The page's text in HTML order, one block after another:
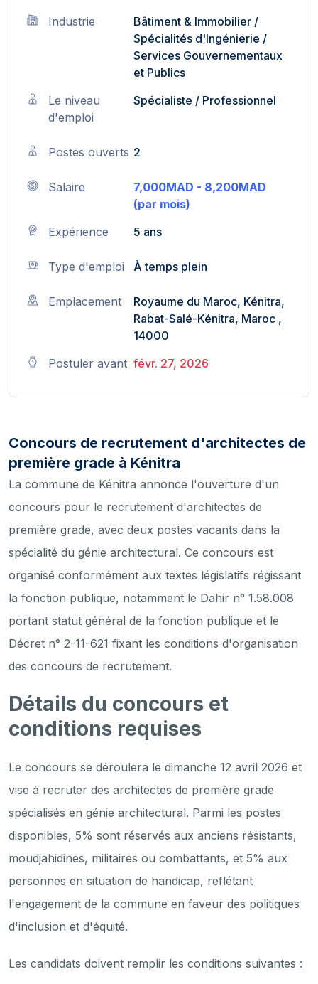
Industrie Bâtiment & Immobilier /
Spécialités d'Ingénierie /
Services Gouvernementaux
et Publics
Le niveau
d'emploi
Spécialiste / Professionnel
Postes ouverts 2
Salaire
7,000MAD - 8,200MAD
(par mois)
Expérience
5 ans
Type d'emploi À temps plein
Emplacement
Royaume du Maroc, Kénitra,
Rabat-Salé-Kénitra, Maroc ,
14000
Postuler avant févr. 27, 2026
Concours de recrutement d'architectes de
première grade à Kénitra
La commune de Kénitra annonce l'ouverture d'un
concours pour le recrutement d'architectes de
première grade, avec deux postes vacants dans la
spécialité du génie architectural. Ce concours est
organisé conformément aux textes législatifs régissant
la fonction publique, notamment le Dahir n° 1.58.008
portant statut général de la fonction publique et le
Décret n° 2-11-621 fixant les conditions d'organisation
des concours de recrutement.
Détails du concours et
conditions requises
Le concours se déroulera le dimanche 12 avril 2026 et
vise à recruter des architectes de première grade
spécialisés en génie architectural. Parmi les postes
disponibles, 5% sont réservés aux anciens résistants,
moudjahidines, militaires ou combattants, et 5% aux
personnes en situation de handicap, reflétant
l'engagement de la commune en faveur des politiques
d'inclusion et d'équité.
Les candidats doivent remplir les conditions suivantes :